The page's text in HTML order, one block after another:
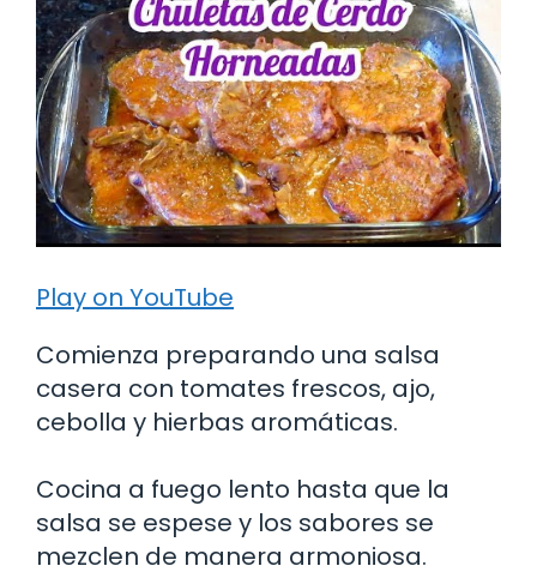
Play on YouTube
Comienza preparando una salsa
casera con tomates frescos, ajo,
cebolla y hierbas aromáticas.
Cocina a fuego lento hasta que la
salsa se espese y los sabores se
mezclen de manera armoniosa.